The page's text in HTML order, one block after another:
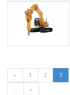
« 1 2 3
»